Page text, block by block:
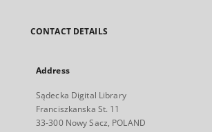
CONTACT DETAILS
Address
Sądecka Digital Library
Franciszkanska St. 11
33-300 Nowy Sacz, POLAND